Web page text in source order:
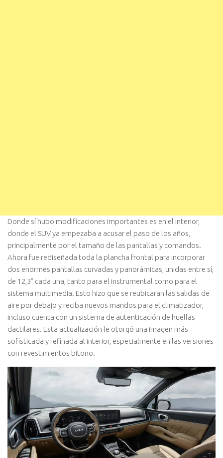
Donde sí hubo modificaciones importantes es en el interior,
donde el SUV ya empezaba a acusar el paso de los años,
principalmente por el tamaño de las pantallas y comandos.
Ahora fue rediseñada toda la plancha frontal para incorporar
dos enormes pantallas curvadas y panorámicas, unidas entre sí,
de 12,3” cada una, tanto para el instrumental como para el
sistema multimedia. Esto hizo que se reubicaran las salidas de
aire por debajo y reciba nuevos mandos para el climatizador,
incluso cuenta con un sistema de autenticación de huellas
dactilares. Esta actualización le otorgó una imagen más
sofisticada y refinada al interior, especialmente en las versiones
con revestimientos bitono.